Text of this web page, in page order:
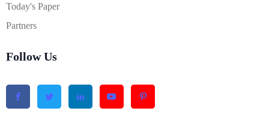
Today's Paper
Partners
Follow Us